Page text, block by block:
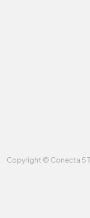
Copyright © Conecta 5